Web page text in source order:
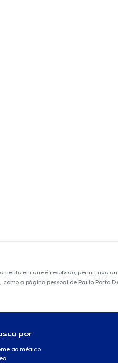
em que é resolvido, permitindo
a página pessoal de Paulo Porto
por
do médico